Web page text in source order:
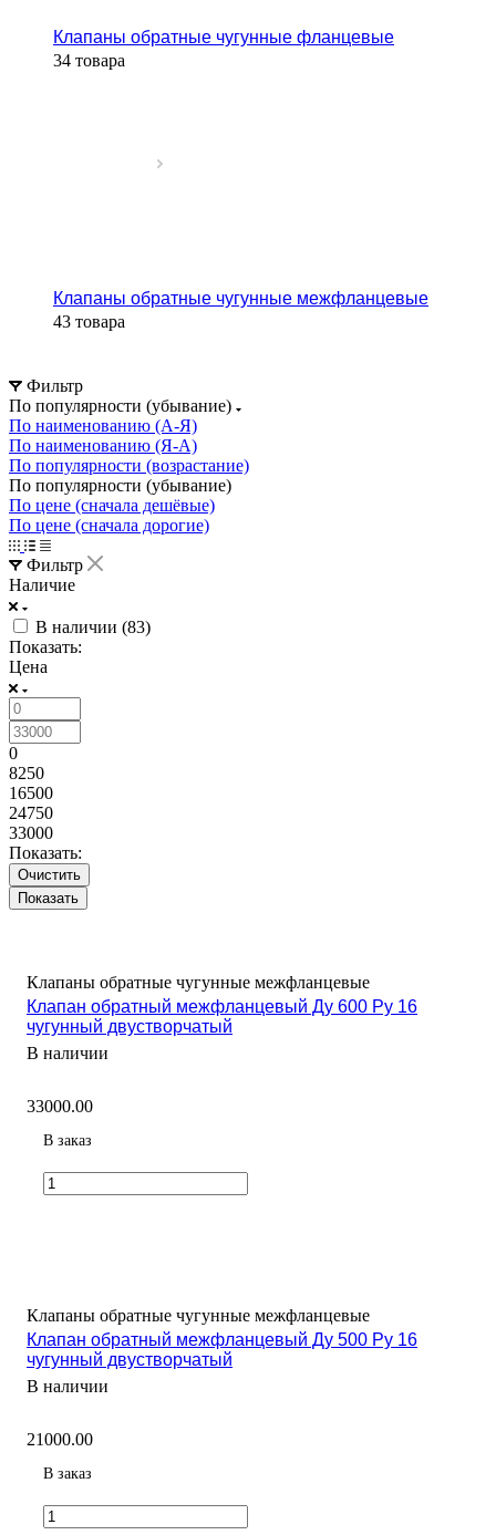
Клапаны обратные чугунные фланцевые
34 товара
Клапаны обратные чугунные межфланцевые
43 товара
Фильтр
По популярности (убывание)
По наименованию (А-Я)
По наименованию (Я-А)
По популярности (возрастание)
По популярности (убывание)
По цене (сначала дешёвые)
По цене (сначала дорогие)
Фильтр
Наличие
В наличии (83)
Показать:
Цена
0
8250
16500
24750
33000
Показать:
Очистить
Клапаны обратные чугунные межфланцевые
Клапан обратный межфланцевый Ду 600 Ру 16
чугунный двустворчатый
В наличии
33000.00
В заказ
Клапаны обратные чугунные межфланцевые
Клапан обратный межфланцевый Ду 500 Ру 16
чугунный двустворчатый
В наличии
21000.00
В заказ